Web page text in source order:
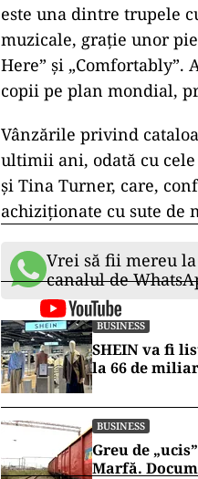
este una dintre trupele
muzicale, graţie unor
Here” şi „Comfortably”.
copii pe plan mondial,
Vânzările privind
ultimii ani, odată cu
şi Tina Turner, care,
achiziţionate cu sute de
Vrei să fii mereu
canalul de
BUSINESS
SHEIN va fi
la 66 de
BUSINESS
Greu de
Marfă.